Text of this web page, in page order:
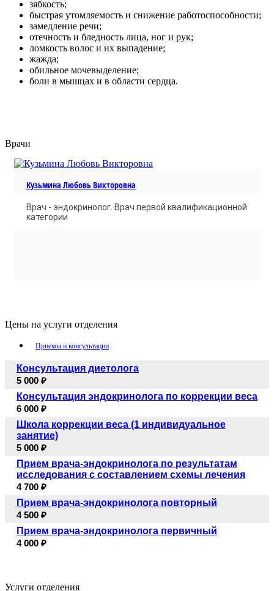
зябкость;
быстрая утомляемость и снижение работоспособности;
замедление речи;
отечность и бледность лица, ног и рук;
ломкость волос и их выпадение;
жажда;
обильное мочевыделение;
боли в мышцах и в области сердца.
Врачи
Кузьмина Любовь Викторовна
Врач - эндокринолог. Врач первой квалификационной
категории
Цены на услуги отделения
Приемы и консультации
Консультация диетолога
5 000 ₽
Консультация эндокринолога по коррекции веса
6 000 ₽
Школа коррекции веса (1 индивидуальное
занятие)
5 000 ₽
Прием врача-эндокринолога по результатам
исследования с составлением схемы лечения
4 700 ₽
Прием врача-эндокринолога повторный
4 500 ₽
Прием врача-эндокринолога первичный
4 000 ₽
Услуги отделения